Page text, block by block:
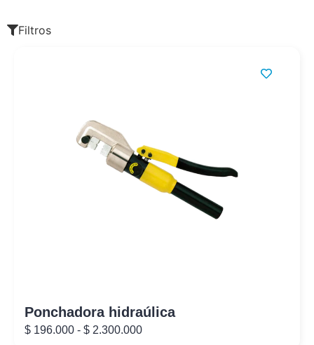
Filtros
Ponchadora hidraúlica
$ 196.000 - $ 2.300.000